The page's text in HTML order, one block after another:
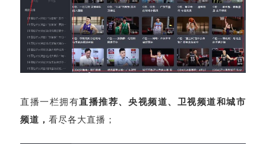
直播一栏拥有直播推荐、央视频道、卫视频道和城市
频道， 看尽各大直播；